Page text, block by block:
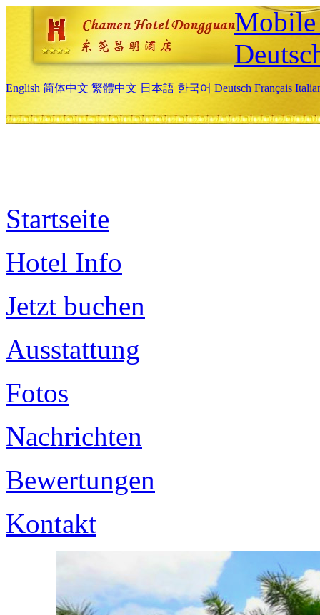
Mobile
English 简体中文 繁體中文 日本語 한국어 Deutsch Français
Startseite
Hotel Info
Jetzt buchen
Ausstattung
Fotos
Nachrichten
Bewertungen
Kontakt